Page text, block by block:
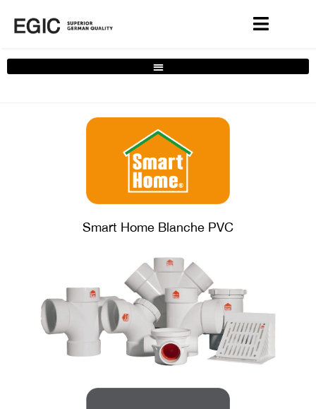
Smart Home Blanche PVC